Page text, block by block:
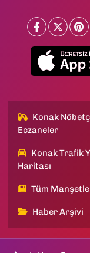
Konak
Eczaneler
Konak Trafik
Haritası
Tüm
Haber Arşivi